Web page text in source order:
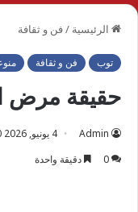
الرئيسية /فن و ثقافة
توب فن و ثقافة
حقيقة مرض
Admin 4 يونيو, 2026 12:40 ص
0
دقيقة واحدة